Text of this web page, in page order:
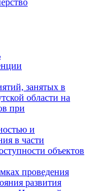
занятых в
области на
при
и
в части
объектов
проведения
развития